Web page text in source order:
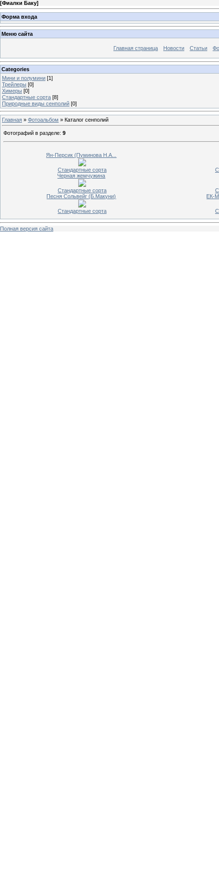
[Фиалки Баку]
Форма входа
Меню сайта
Главная страница Новости Статьи
Categories
Мини и полумини [1]
Трейлеры [0]
Химеры [0]
Стандартные сорта [8]
Природные виды сенполий [0]
Главная » Фотоальбом » Каталог сенполий
Фотографий в разделе: 9
Ян-Персик (Пуминова Н.А...
Стандартные сорта
Черная жемчужина
Стандартные сорта
Песня Сольвейг (Б.Макуни)
Стандартные сорта
ЕК-
Полная версия сайта